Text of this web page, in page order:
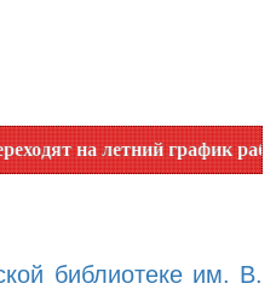
на летний график
библиотеке им. В.